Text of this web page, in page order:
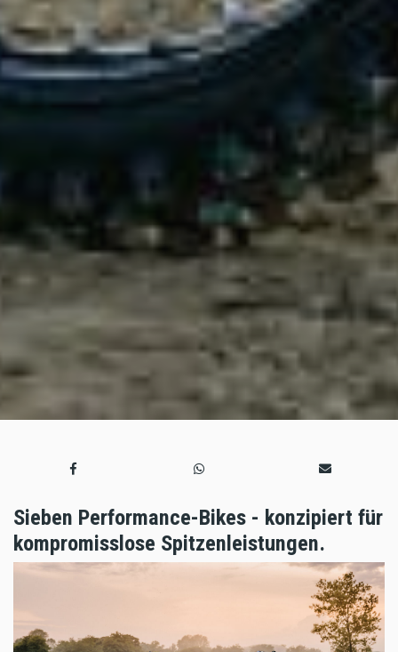
Sieben Performance-Bikes - konzipiert für
kompromisslose Spitzenleistungen.